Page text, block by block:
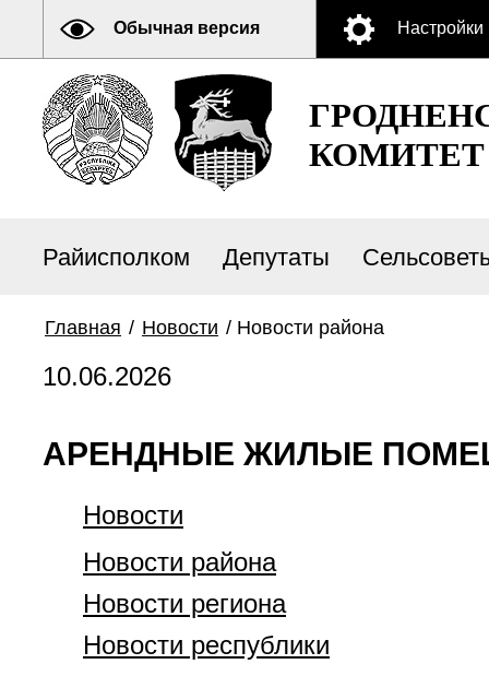
Обычная версия Настройки
КОМИТЕТ
Райисполком Депутаты
Главная / Новости / Новости района
10.06.2026
АРЕНДНЫЕ ЖИЛЫЕ
Новости
Новости района
Новости региона
Новости республики